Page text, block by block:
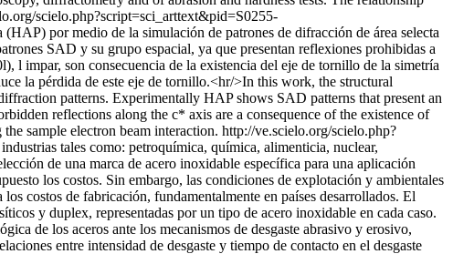
scielo.php?script=sci_arttext&pid=S0255-
por medio de la simulación de patrones de difracción de área selecta
SAD y su grupo espacial, ya que presentan reflexiones prohibidas a
l impar, son consecuencia de la existencia del eje de tornillo de la simetría
la pérdida de este eje de tornillo.<hr/>In this work, the structural
patterns. Experimentally HAP shows SAD patterns that present an
reflections along the c* axis are a consequence of the existence of
sample electron beam interaction. http://ve.scielo.org/scielo.php?
tales como: petroquímica, química, alimenticia, nuclear,
de una marca de acero inoxidable específica para una aplicación
los costos. Sin embargo, las condiciones de explotación y ambientales
costos de fabricación, fundamentalmente en países desarrollados. El
y duplex, representadas por un tipo de acero inoxidable en cada caso.
de los aceros ante los mecanismos de desgaste abrasivo y erosivo,
entre intensidad de desgaste y tiempo de contacto en el desgaste